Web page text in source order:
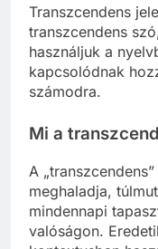
Transzcendens
transzcendens
használjuk a
kapcsolódnak
számodra.
Mi a
A
meghaladja,
mindennapi
valóságon.